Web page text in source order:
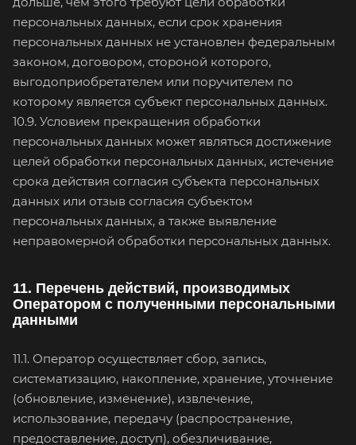
персональных данных, если срок хранения
персональных данных не установлен федеральным
законом, договором, стороной которого,
выгодоприобретателем или поручителем по
которому является субъект персональных данных.
10.9. Условием прекращения обработки
персональных данных может являться достижение
целей обработки персональных данных, истечение
срока действия согласия субъекта персональных
данных или отзыв согласия субъектом
персональных данных, а также выявление
неправомерной обработки персональных данных.
11. Перечень действий, производимых
Оператором с полученными персональными
данными
11.1. Оператор осуществляет сбор, запись,
систематизацию, накопление, хранение, уточнение
(обновление, изменение), извлечение,
использование, передачу (распространение,
предоставление, доступ), обезличивание,